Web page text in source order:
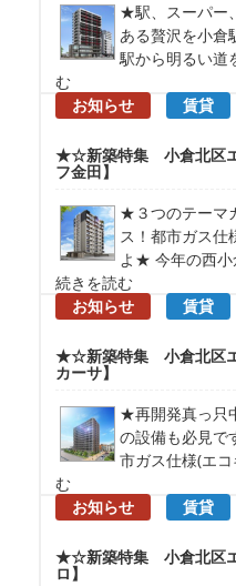
★駅、スーパー
ある贅沢を小倉
駅から明るい道
む
お知らせ
賃貸
★☆新築特集 小倉北区
フ金田】
★３つのテーマ
ス！都市ガス仕
よ★ 今年の西小
続きを読む
お知らせ
賃貸
★☆新築特集 小倉北区
カーサ】
★再開発真っ只
の設備も必見
市ガス仕様(エ
む
お知らせ
賃貸
★☆新築特集 小倉北区
ロ】